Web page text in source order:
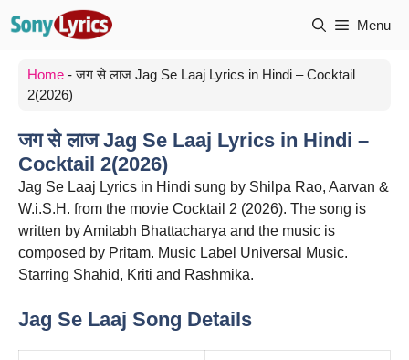
Menu
Home -जग से लाज Jag Se Laaj Lyrics in Hindi – Cocktail
2(2026)
जग से लाज Jag Se Laaj Lyrics in Hindi –
Cocktail 2(2026)
Jag Se Laaj Lyrics in Hindi sung by Shilpa Rao, Aarvan &
W.i.S.H. from the movie Cocktail 2 (2026). The song is
written by Amitabh Bhattacharya and the music is
composed by Pritam. Music Label Universal Music.
Starring Shahid, Kriti and Rashmika.
Jag Se Laaj Song Details